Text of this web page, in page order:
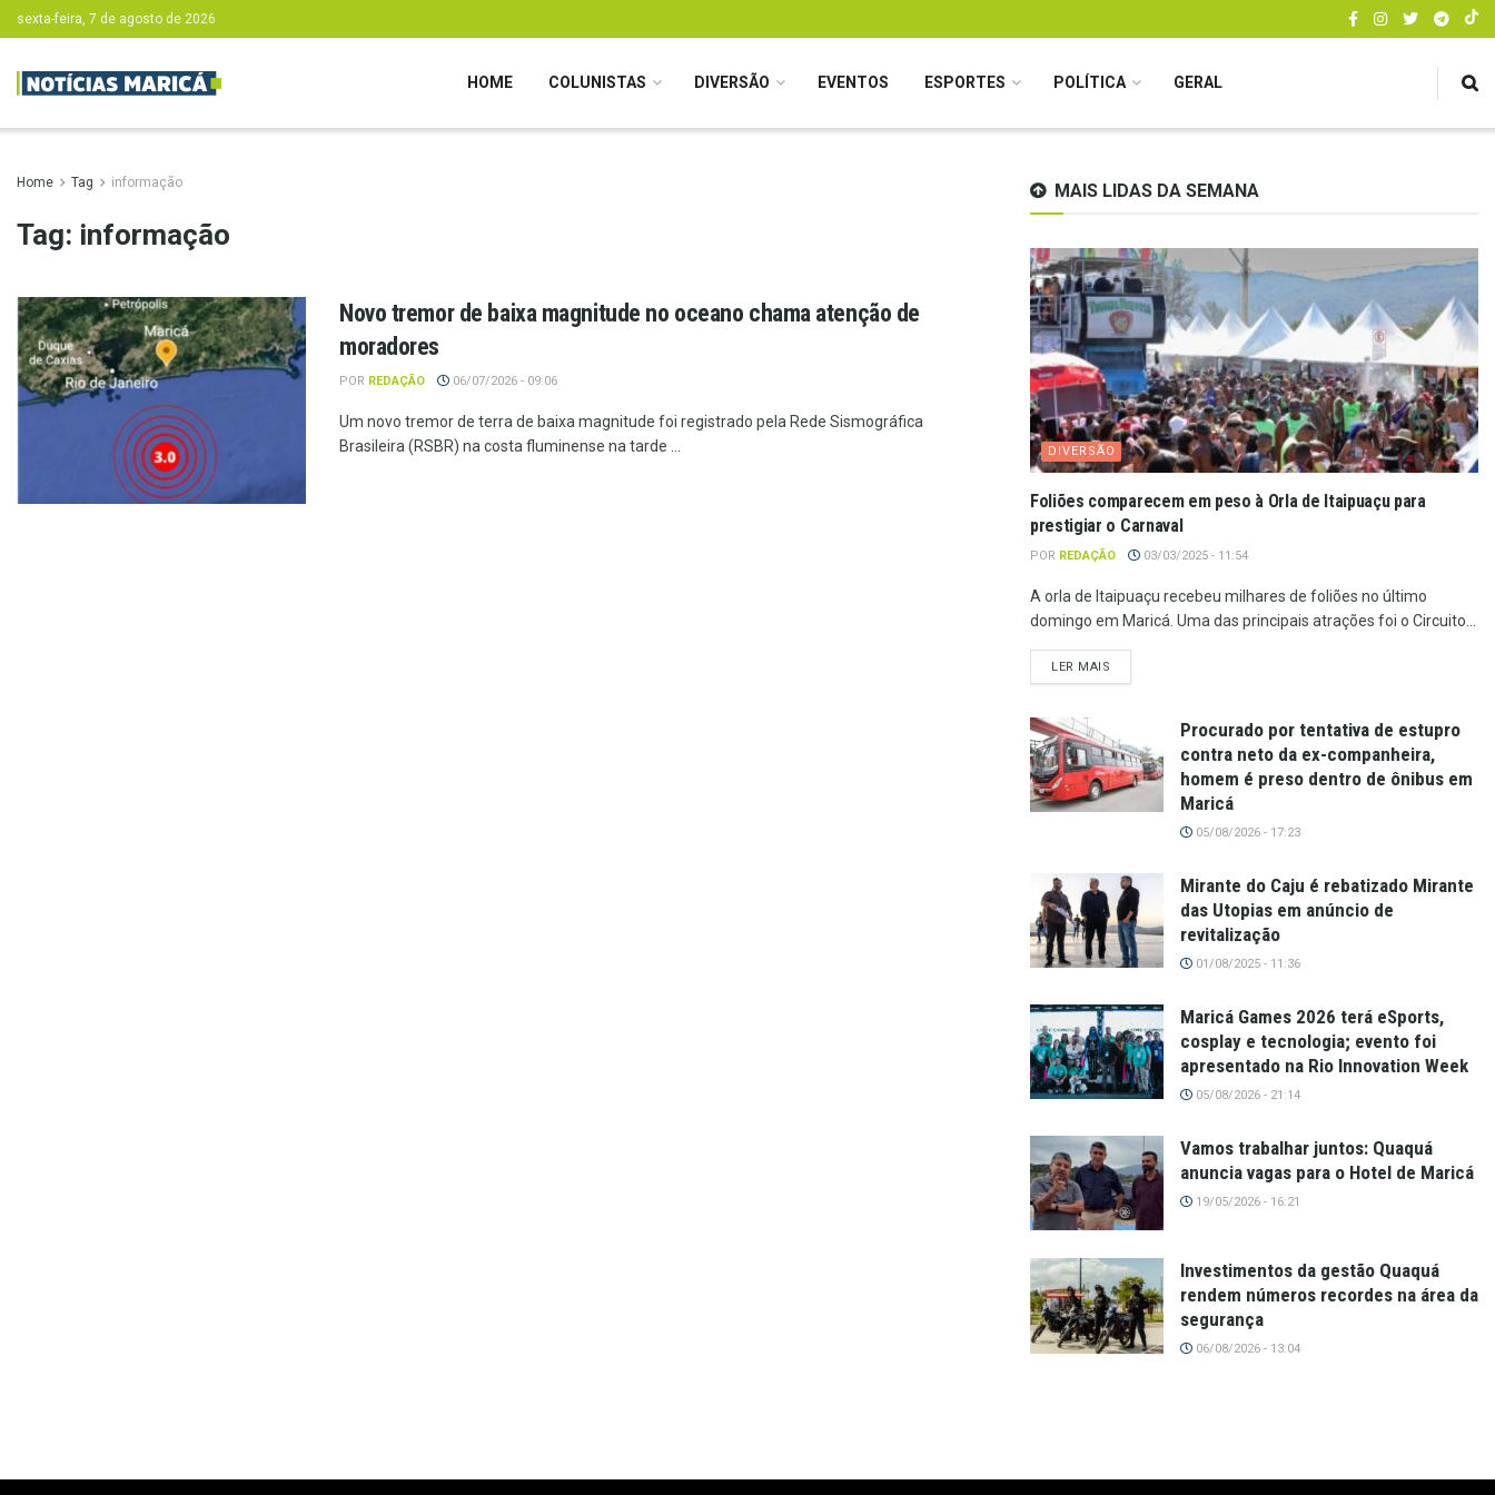
sexta-feira, 7 de agosto de 2026
HOME COLUNISTAS DIVERSÃO EVENTOS ESPORTES POLÍTICA GERAL
Home Tag informação
Tag: informação
Novo tremor de baixa magnitude no oceano chama atenção de
moradores
POR REDAÇÃO 06/07/2026 - 09:06
Um novo tremor de terra de baixa magnitude foi registrado pela Rede Sismográfica
Brasileira (RSBR) na costa fluminense na tarde ...
MAIS LIDAS DA SEMANA
DIVERSÃO
Foliões comparecem em peso à Orla de Itaipuaçu para
prestigiar o Carnaval
POR REDAÇÃO 03/03/2025 - 11:54
A orla de Itaipuaçu recebeu milhares de foliões no último
domingo em Maricá. Uma das principais atrações foi o Circuito...
LER MAIS
Procurado por tentativa de estupro
contra neto da ex-companheira,
homem é preso dentro de ônibus em
Maricá
05/08/2026 - 17:23
Mirante do Caju é rebatizado Mirante
das Utopias em anúncio de
revitalização
01/08/2025 - 11:36
Maricá Games 2026 terá eSports,
cosplay e tecnologia; evento foi
apresentado na Rio Innovation Week
05/08/2026 - 21:14
Vamos trabalhar juntos: Quaquá
anuncia vagas para o Hotel de Maricá
19/05/2026 - 16:21
Investimentos da gestão Quaquá
rendem números recordes na área da
segurança
06/08/2026 - 13:04